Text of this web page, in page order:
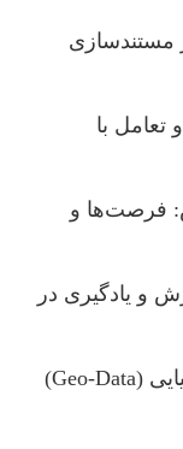
مستندسازی
با
فرصت‌ها و
و یادگیری در
تولید مستند بر پایه داده‌های جغرافیایی (Geo-Data)